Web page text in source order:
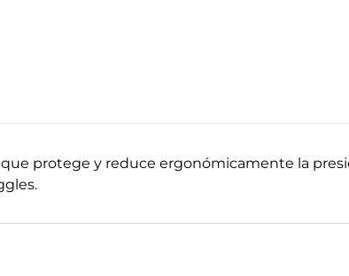
protege y reduce ergonómicamente la